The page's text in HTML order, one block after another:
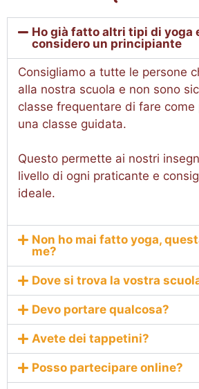
Ho già fatto altri tipi di yoga
considero un principiante
Consigliamo a tutte le persone
alla nostra scuola e non sono
classe frequentare di fare come
una classe guidata.
Questo permette ai nostri
livello di ogni praticante e
ideale.
Non ho mai fatto yoga,
me?
Dove si trova la vostra
Devo portare qualcosa?
Avete dei tappetini?
Posso partecipare online?